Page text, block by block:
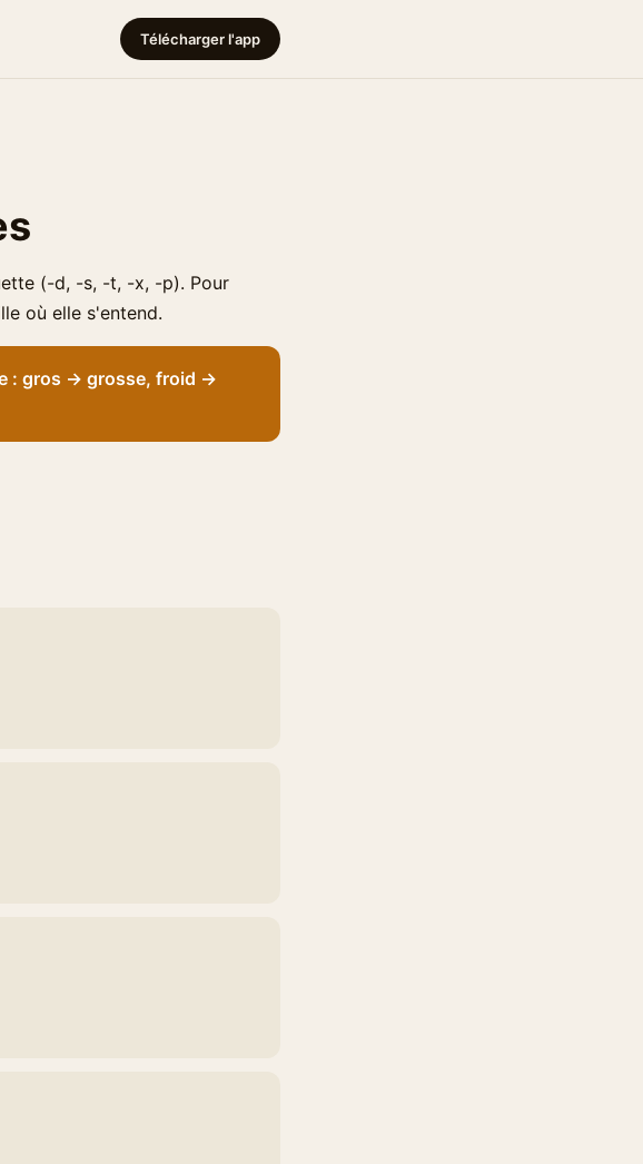
Télécharger l'app
(-d, -s, -t, -x, -p). Pour
où elle s'entend.
: gros → grosse, froid →